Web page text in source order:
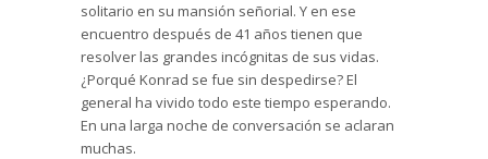
solitario en su mansión señorial. Y en ese
encuentro después de 41 años tienen que
resolver las grandes incógnitas de sus vidas.
¿Porqué Konrad se fue sin despedirse? El
general ha vivido todo este tiempo esperando.
En una larga noche de conversación se aclaran
muchas.